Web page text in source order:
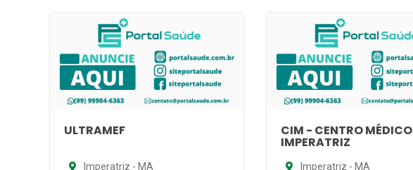
ULTRAMEF
Imperatriz - MA
CIM - CENTRO MÉDICO
IMPERATRIZ
Imperatriz - MA